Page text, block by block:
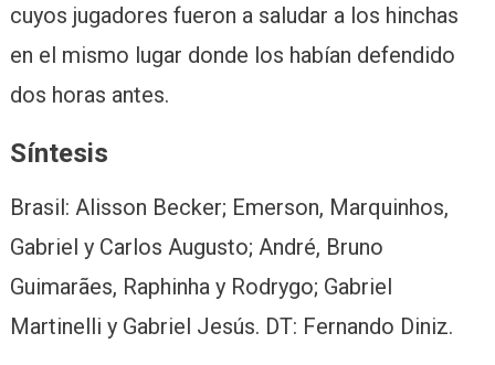
cuyos jugadores fueron a saludar a los hinchas
en el mismo lugar donde los habían defendido
dos horas antes.
Síntesis
Brasil: Alisson Becker; Emerson, Marquinhos,
Gabriel y Carlos Augusto; André, Bruno
Guimarães, Raphinha y Rodrygo; Gabriel
Martinelli y Gabriel Jesús. DT: Fernando Diniz.